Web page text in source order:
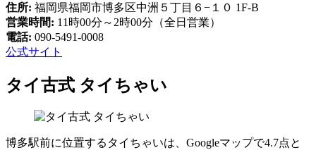
住所: 福岡県福岡市博多区中洲５丁目６−１０ 1F-B
営業時間: 11時00分～2時00分（全日営業）
電話: 090-5491-0008
公式サイト
タイ古式 タイちゃい
博多駅前に位置するタイちゃいは、Googleマップで4.7点と